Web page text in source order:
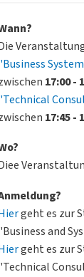
17:00 -
17:45 -
geht es zur
and
geht es zur